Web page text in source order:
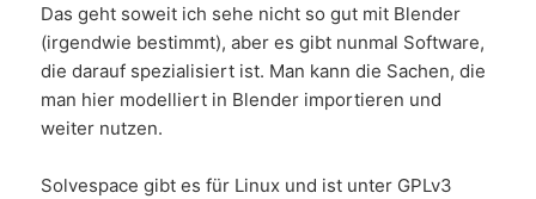
Das geht soweit ich sehe nicht so gut mit Blender
(irgendwie bestimmt), aber es gibt nunmal Software,
die darauf spezialisiert ist. Man kann die Sachen, die
man hier modelliert in Blender importieren und
weiter nutzen.
Solvespace gibt es für Linux und ist unter GPLv3